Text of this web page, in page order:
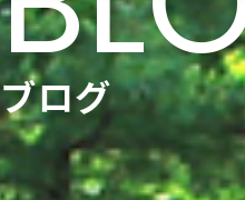
ブログ